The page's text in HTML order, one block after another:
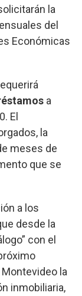
la
del
Económicas
a
El
la
meses de
que se
a los
desde la
con el
la
inmobiliaria,